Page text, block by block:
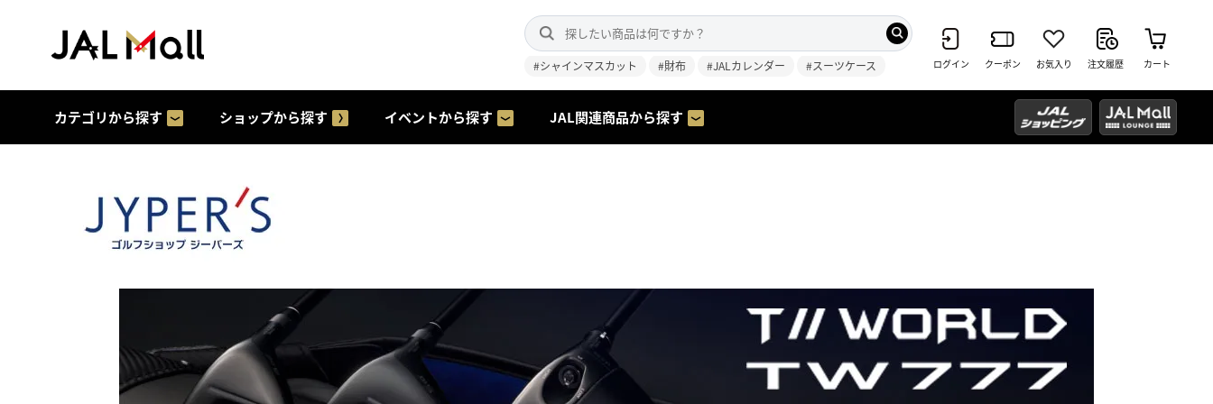
#シャインマスカット #財布 #JALカレンダー #スーツケース ログイン クーポン お気入り 注文履歴 カート
カテゴリから探す ショップから探す イベントから探す JAL関連商品から探す